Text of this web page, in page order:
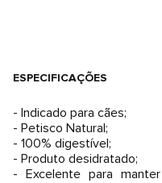
ESPECIFICAÇÕES
- Indicado para cães;
- Petisco Natural;
- 100% digestível;
- Produto desidratado;
- Excelente para